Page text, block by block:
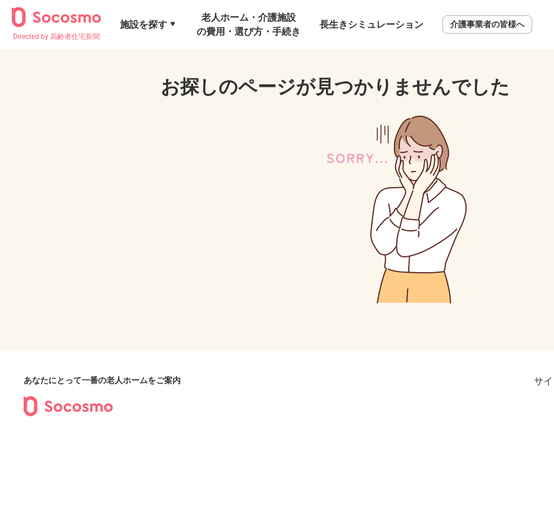
Directed by 高齢者住宅新聞
施設を探す
老人ホーム・介護施設
の費用・選び方・手続き
長生きシミュレーション 介護事業者の皆様へ
お探しのページが見つかりませんでした
あなたにとって一番の老人ホームをご案内 サ